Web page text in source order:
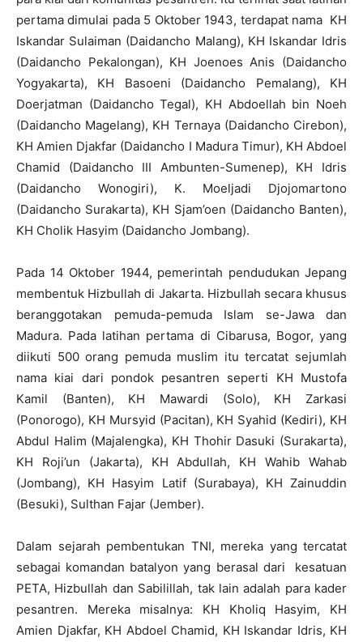
pertama dimulai pada 5 Oktober 1943, terdapat nama KH
Iskandar Sulaiman (Daidancho Malang), KH Iskandar Idris
(Daidancho Pekalongan), KH Joenoes Anis (Daidancho
Yogyakarta), KH Basoeni (Daidancho Pemalang), KH
Doerjatman (Daidancho Tegal), KH Abdoellah bin Noeh
(Daidancho Magelang), KH Ternaya (Daidancho Cirebon),
KH Amien Djakfar (Daidancho I Madura Timur), KH Abdoel
Chamid (Daidancho III Ambunten-Sumenep), KH Idris
(Daidancho Wonogiri), K. Moeljadi Djojomartono
(Daidancho Surakarta), KH Sjam’oen (Daidancho Banten),
KH Cholik Hasyim (Daidancho Jombang).
Pada 14 Oktober 1944, pemerintah pendudukan Jepang
membentuk Hizbullah di Jakarta. Hizbullah secara khusus
beranggotakan pemuda-pemuda Islam se-Jawa dan
Madura. Pada latihan pertama di Cibarusa, Bogor, yang
diikuti 500 orang pemuda muslim itu tercatat sejumlah
nama kiai dari pondok pesantren seperti KH Mustofa
Kamil (Banten), KH Mawardi (Solo), KH Zarkasi
(Ponorogo), KH Mursyid (Pacitan), KH Syahid (Kediri), KH
Abdul Halim (Majalengka), KH Thohir Dasuki (Surakarta),
KH Roji’un (Jakarta), KH Abdullah, KH Wahib Wahab
(Jombang), KH Hasyim Latif (Surabaya), KH Zainuddin
(Besuki), Sulthan Fajar (Jember).
Dalam sejarah pembentukan TNI, mereka yang tercatat
sebagai komandan batalyon yang berasal dari kesatuan
PETA, Hizbullah dan Sabilillah, tak lain adalah para kader
pesantren. Mereka misalnya: KH Kholiq Hasyim, KH
Amien Djakfar, KH Abdoel Chamid, KH Iskandar Idris, KH